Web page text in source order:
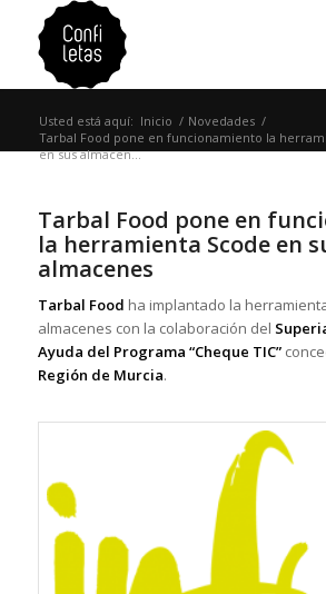
Usted está aquí: Inicio / Novedades /
Tarbal Food pone en funcionamiento la
en sus almacen...
Tarbal Food pone en
la herramienta Scode en
almacenes
Tarbal Food ha implantado la
almacenes con la colaboración del
Ayuda del Programa “Cheque TIC”
Región de Murcia.